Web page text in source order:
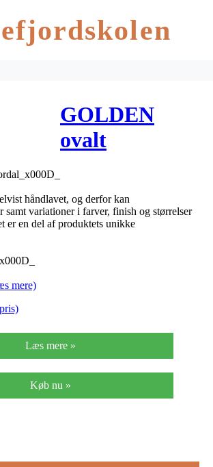
GOLDEN
ovalt
81×116 cm –
guld/sort glas
håndlavet, og derfor kan
samt variationer i farver, finish og størrelser
er en del af produktets unikke
mere)
Læs mere »
Køb nu »